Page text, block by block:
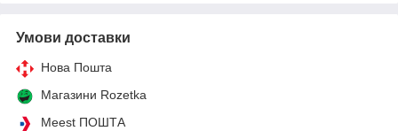
Умови доставки
Нова Пошта
Магазини Rozetka
Meest ПОШТА